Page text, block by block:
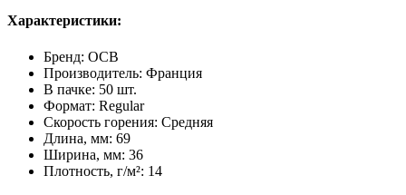
Характеристики:
Бренд: OCB
Производитель: Франция
В пачке: 50 шт.
Формат: Regular
Скорость горения: Средняя
Длина, мм: 69
Ширина, мм: 36
Плотность, г/м²: 14